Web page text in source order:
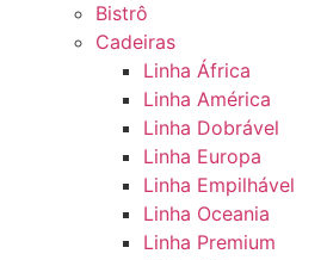
Bistrô
Cadeiras
Linha África
Linha América
Linha Dobrável
Linha Europa
Linha Empilhável
Linha Oceania
Linha Premium